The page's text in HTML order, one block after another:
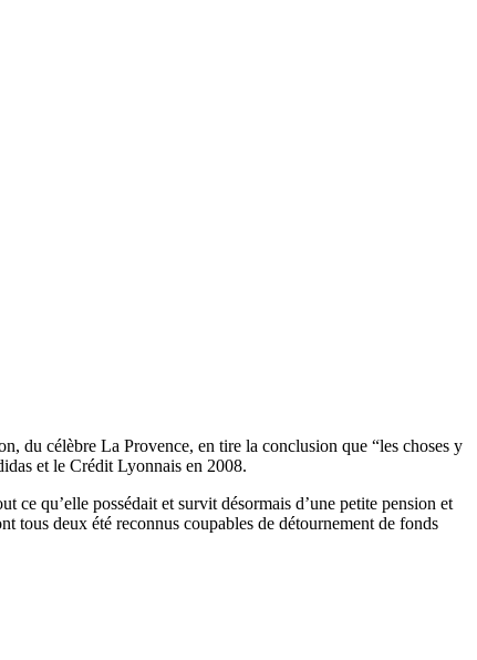
du célèbre La Provence, en tire la conclusion que “les choses y
et le Crédit Lyonnais en 2008.
ce qu’elle possédait et survit désormais d’une petite pension et
tous deux été reconnus coupables de détournement de fonds